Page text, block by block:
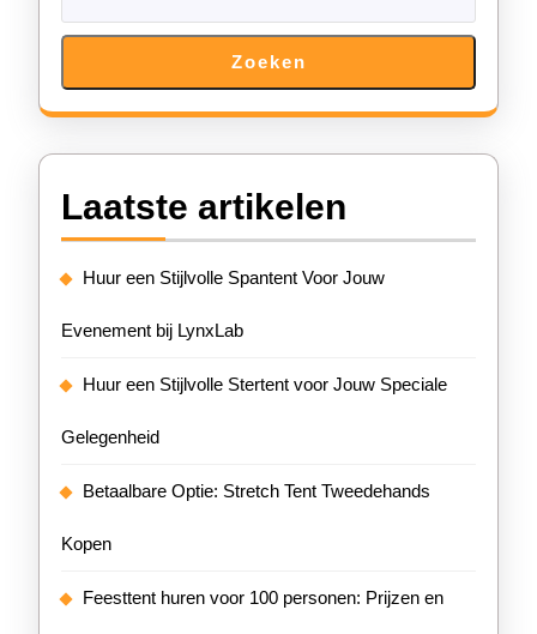
Zoeken
Laatste artikelen
Huur een Stijlvolle Spantent Voor Jouw
Evenement bij LynxLab
Huur een Stijlvolle Stertent voor Jouw Speciale
Gelegenheid
Betaalbare Optie: Stretch Tent Tweedehands
Kopen
Feesttent huren voor 100 personen: Prijzen en